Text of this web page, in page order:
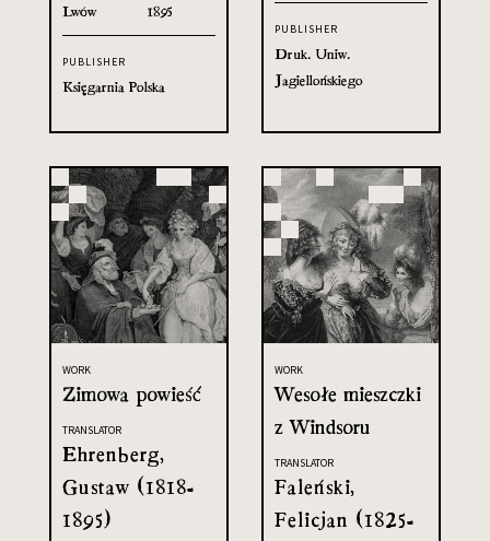
Lwów 1895
PUBLISHER
Księgarnia Polska
PUBLISHER
Druk. Uniw.
Jagiellońskiego
WORK
Zimowa powieść
TRANSLATOR
Ehrenberg,
Gustaw (1818-
1895)
WORK
Wesołe mieszczki
z Windsoru
TRANSLATOR
Faleński,
Felicjan (1825-